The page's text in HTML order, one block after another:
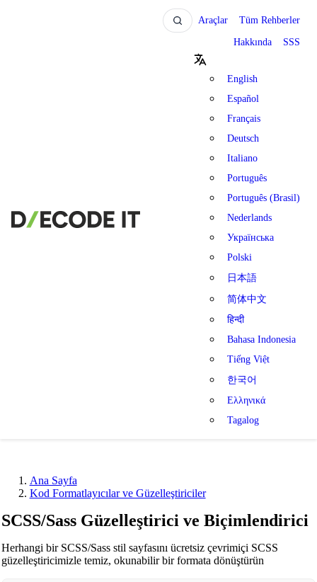
Araçlar Tüm Rehberler
Hakkında SSS
English
Español
Français
Deutsch
Italiano
Português
Português (Brasil)
Nederlands
Українська
Polski
日本語
简体中文
हिन्दी
Bahasa Indonesia
Tiếng Việt
한국어
Ελληνικά
Tagalog
Ana Sayfa
Kod Formatlayıcılar ve Güzelleştiriciler
SCSS/Sass Güzelleştirici ve Biçimlendirici
Herhangi bir SCSS/Sass stil sayfasını ücretsiz çevrimiçi SCSS
güzelleştiricimizle temiz, okunabilir bir formata dönüştürün